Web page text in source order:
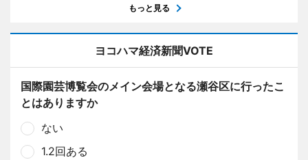
もっと見る
ヨコハマ経済新聞VOTE
国際園芸博覧会のメイン会場となる瀬谷区に行ったこ
とはありますか
ない
1.2回ある